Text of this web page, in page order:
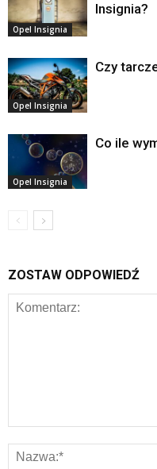
Opel Insignia
Insignia?
Opel Insignia
Czy
Opel Insignia
Co ile
ZOSTAW ODPOWIEDŹ